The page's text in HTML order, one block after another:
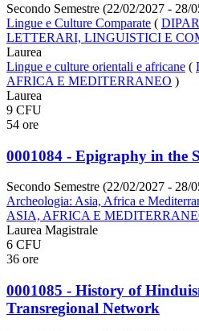
Secondo Semestre (22/02/2027 - 28/
Lingue e Culture Comparate (
LETTERARI, LINGUISTICI E
Laurea
Lingue e culture orientali e africane (
AFRICA E MEDITERRANEO )
Laurea
9 CFU
54 ore
0001084 - Epigraphy in the
Secondo Semestre (22/02/2027 - 28/
Archeologia: Asia, Africa e
ASIA, AFRICA E
Laurea Magistrale
6 CFU
36 ore
0001085 - History of
Transregional Network